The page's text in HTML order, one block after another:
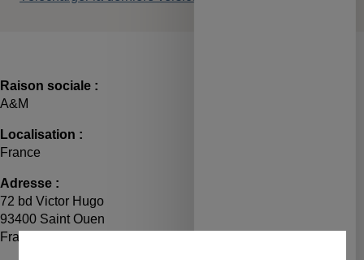
Raison sociale :
A&M
Localisation :
France
Adresse :
72 bd Victor Hugo
93400 Saint Ouen
France